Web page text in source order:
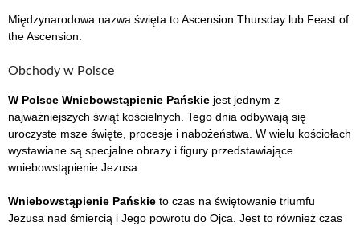
Międzynarodowa nazwa święta to Ascension Thursday lub Feast of
the Ascension.
Obchody w Polsce
W Polsce Wniebowstąpienie Pańskie jest jednym z
najważniejszych świąt kościelnych. Tego dnia odbywają się
uroczyste msze święte, procesje i nabożeństwa. W wielu kościołach
wystawiane są specjalne obrazy i figury przedstawiające
wniebowstąpienie Jezusa.
Wniebowstąpienie Pańskie to czas na świętowanie triumfu
Jezusa nad śmiercią i Jego powrotu do Ojca. Jest to również czas